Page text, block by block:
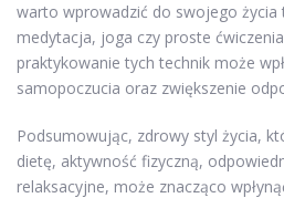
warto wprowadzić do swojego życia
medytacja, joga czy proste
praktykowanie tych technik może
samopoczucia oraz zwiększenie
Podsumowując, zdrowy styl życia,
dietę, aktywność fizyczną,
relaksacyjne, może znacząco